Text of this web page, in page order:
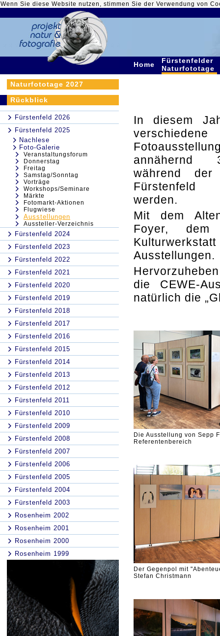
Wenn Sie diese Website nutzen, stimmen Sie der Verwendung von
Home
Fürstenfelder
Naturfototage
Naturfototage 2027
Rückblick
Fürstenfeld 2026
Fürstenfeld 2025
Nachlese
Foto-Galerie
Veranstaltungsforum
Donnerstag
Freitag
Samstag/Sonntag
Vorträge
Workshops/Seminare
Märkte
Fotomarkt-Aktionen
Flugwiese
Ausstellungen
Aussteller-Verzeichnis
Fürstenfeld 2024
Fürstenfeld 2023
Fürstenfeld 2022
Fürstenfeld 2021
Fürstenfeld 2020
Fürstenfeld 2019
Fürstenfeld 2018
Fürstenfeld 2017
Fürstenfeld 2016
Fürstenfeld 2015
Fürstenfeld 2014
Fürstenfeld 2013
Fürstenfeld 2012
Fürstenfeld 2011
Fürstenfeld 2010
Fürstenfeld 2009
Fürstenfeld 2008
Fürstenfeld 2007
Fürstenfeld 2006
Fürstenfeld 2005
Fürstenfeld 2004
Fürstenfeld 2003
Rosenheim 2002
Rosenheim 2001
Rosenheim 2000
Rosenheim 1999
In diesem
verschiedene
annähernd
während der
werden.
Mit dem
Foyer,
Ausstellungen.
die CEWE-
natürlich die
Die Ausstellung von Sepp
Referentenbereich
Der Gegenpol mit
Stefan Christmann